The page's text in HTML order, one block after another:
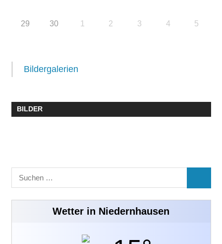
29 30 1 2 3 4 5
Bildergalerien
BILDER
Suchen
nach:
Wetter in Niedernhausen